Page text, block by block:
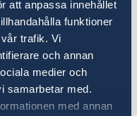
att anpassa innehållet
funktioner
trafik. Vi
och annan
medier och
samarbetar med.
med annan
(на